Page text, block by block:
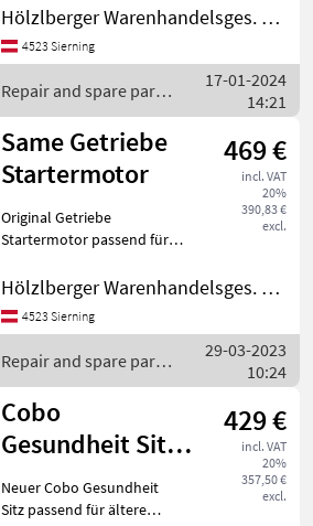
controlled, 5+5 receipts
Fitting: Same Silver 80-100.6
Same Explorer 80/90II As
Hölzlberger Warenhandelsges. m. b. H.
4523 Sierning
Repair and spare parts
/ Same
17-01-2024
14:21
Same Getriebe
Startermotor
469 €
incl. VAT
20%
390,83 €
excl.
Original Getriebe
Startermotor passend für
Leistung 9 Zähne und 11
parts Tractor spare parts
Hölzlberger Warenhandelsges. m. b. H.
4523 Sierning
Repair and spare parts
/ Same
29-03-2023
10:24
Cobo
Gesundheit Sitz
für ältere Same
Modelle
429 €
incl. VAT
20%
357,50 €
excl.
Neuer Cobo Gesundheit
Sitz passend für ältere